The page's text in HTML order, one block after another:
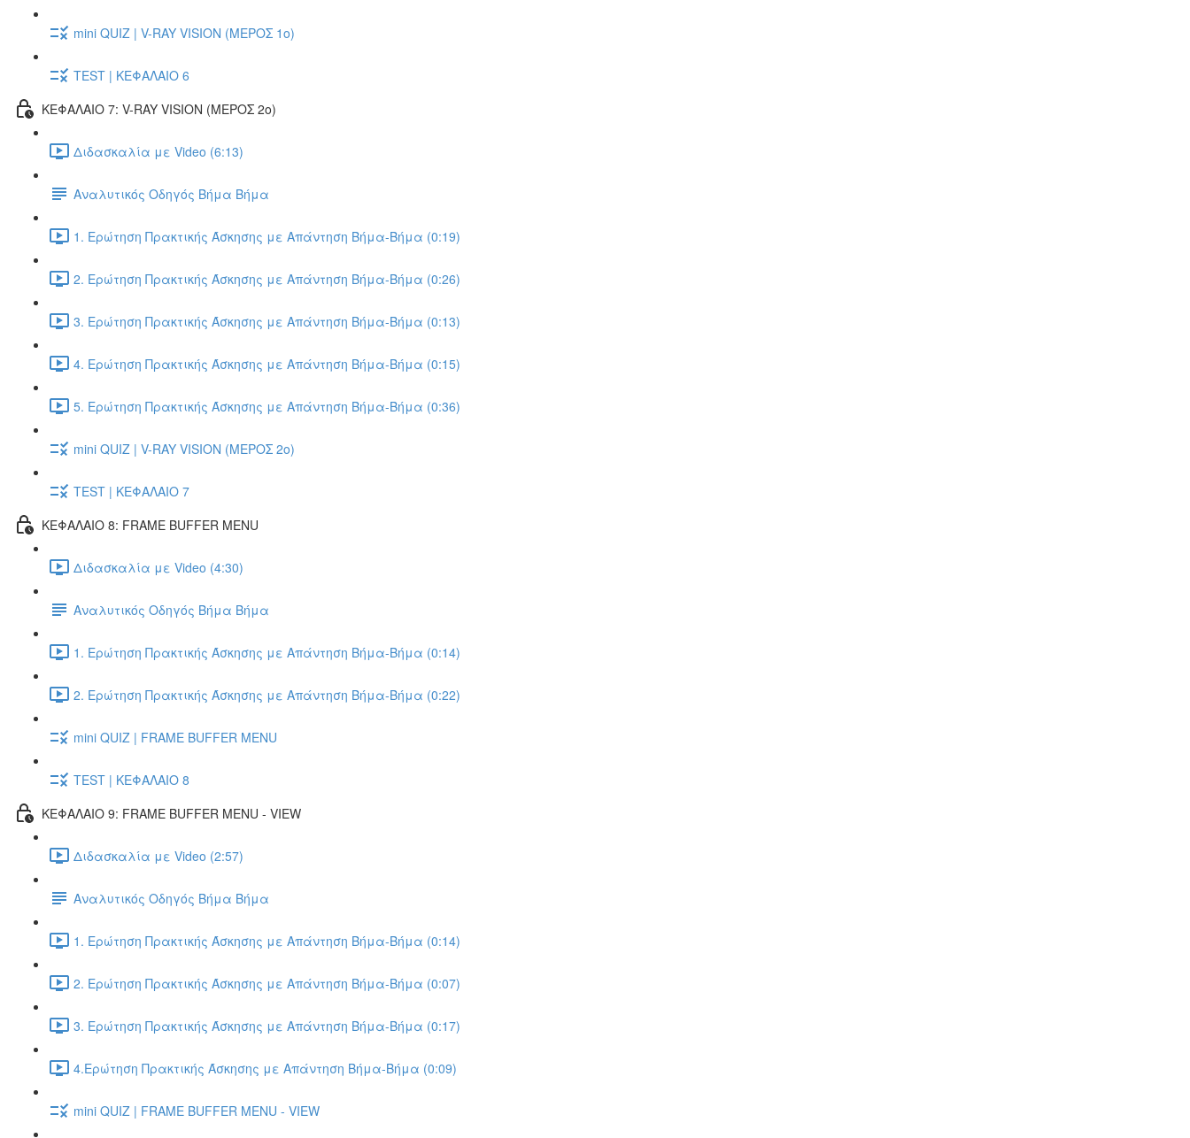
mini QUIZ | V-RAY VISION (ΜΕΡΟΣ 1ο)
TEST | ΚΕΦΑΛΑΙΟ 6
ΚΕΦΑΛΑΙΟ 7: V-RAY VISION (ΜΕΡΟΣ 2ο)
Διδασκαλία με Video (6:13)
Αναλυτικός Οδηγός Βήμα Βήμα
1. Ερώτηση Πρακτικής Άσκησης με Απάντηση Βήμα-Βήμα (0:19)
2. Ερώτηση Πρακτικής Άσκησης με Απάντηση Βήμα-Βήμα (0:26)
3. Ερώτηση Πρακτικής Άσκησης με Απάντηση Βήμα-Βήμα (0:13)
4. Ερώτηση Πρακτικής Άσκησης με Απάντηση Βήμα-Βήμα (0:15)
5. Ερώτηση Πρακτικής Άσκησης με Απάντηση Βήμα-Βήμα (0:36)
mini QUIZ | V-RAY VISION (ΜΕΡΟΣ 2ο)
TEST | ΚΕΦΑΛΑΙΟ 7
ΚΕΦΑΛΑΙΟ 8: FRAME BUFFER MENU
Διδασκαλία με Video (4:30)
Αναλυτικός Οδηγός Βήμα Βήμα
1. Ερώτηση Πρακτικής Άσκησης με Απάντηση Βήμα-Βήμα (0:14)
2. Ερώτηση Πρακτικής Άσκησης με Απάντηση Βήμα-Βήμα (0:22)
mini QUIZ | FRAME BUFFER MENU
TEST | ΚΕΦΑΛΑΙΟ 8
ΚΕΦΑΛΑΙΟ 9: FRAME BUFFER MENU - VIEW
Διδασκαλία με Video (2:57)
Αναλυτικός Οδηγός Βήμα Βήμα
1. Ερώτηση Πρακτικής Άσκησης με Απάντηση Βήμα-Βήμα (0:14)
2. Ερώτηση Πρακτικής Άσκησης με Απάντηση Βήμα-Βήμα (0:07)
3. Ερώτηση Πρακτικής Άσκησης με Απάντηση Βήμα-Βήμα (0:17)
4.Ερώτηση Πρακτικής Άσκησης με Απάντηση Βήμα-Βήμα (0:09)
mini QUIZ | FRAME BUFFER MENU - VIEW